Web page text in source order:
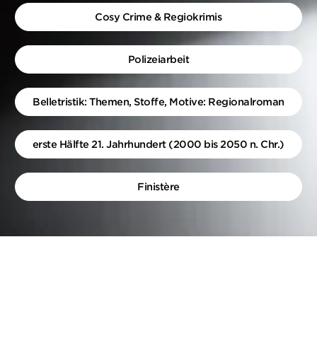
Cosy Crime & Regiokrimis
Polizeiarbeit
Belletristik: Themen, Stoffe, Motive: Regionalroman
erste Hälfte 21. Jahrhundert (2000 bis 2050 n. Chr.)
Finistère